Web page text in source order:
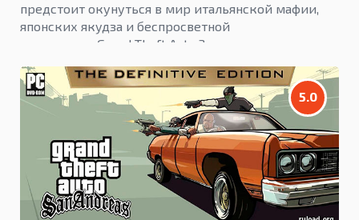
предстоит окунуться в мир итальянской мафии,
японских якудза и беспросветной
жестокости Grand Theft Auto 3
5.0